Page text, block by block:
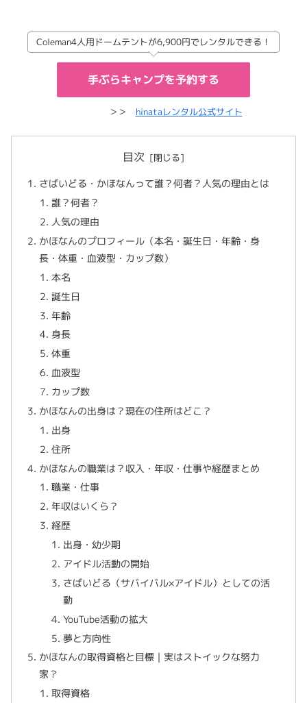
Coleman4人用ドームテントが6,900円でレンタルできる！
手ぶらキャンプを予約する
＞＞ hinataレンタル公式サイト
目次
さばいどる・かほなんって誰？何者？人気の理由とは
誰？何者？
人気の理由
かほなんのプロフィール（本名・誕生日・年齢・身
長・体重・血液型・カップ数）
本名
誕生日
年齢
身長
体重
血液型
カップ数
かほなんの出身は？現在の住所はどこ？
出身
住所
かほなんの職業は？収入・年収・仕事や経歴まとめ
職業・仕事
年収はいくら？
経歴
出身・幼少期
アイドル活動の開始
さばいどる（サバイバル×アイドル）としての活
動
YouTube活動の拡大
夢と方向性
かほなんの取得資格と目標｜実はストイックな努力
家？
取得資格